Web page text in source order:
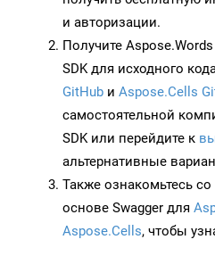
и авторизации.
Получите
SDK для исходного
GitHub и Aspose.Cells
самостоятельной
SDK или перейдите к
альтернативные
Также ознакомьтесь
основе Swagger для
Aspose.Cells, чтобы